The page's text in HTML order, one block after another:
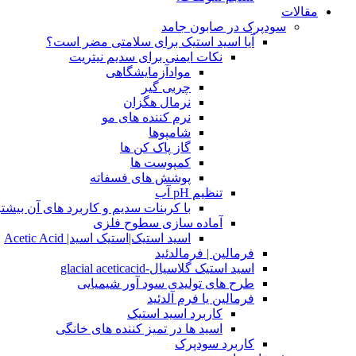
مقالات
سودپرک در صابون جامد
آیا اسید استیک برای سلامتی مضر است؟
نکات ایمنی برای سدیم نیتریت
موادآزمایشگاهی
چربی گیر
نرمال هگزان
نرم کننده های مو
شامپوها
گاز پاک کن ها
کمپوست ها
پوشش های فسفاته
تنظیم pH آب
با کربنات سدیم و کاربرد های آن
آماده سازی سطوح فلزی
اسید استیک|استیک اسید| Acetic Acid
فرمالین | فرمالدئید
اسید استیک گلاسیال-glacial aceticacid
طرح های تولیدی سود آور شیمیایی
فرمالین یا فرم آلدئید
کاربرد اسید استیک
اسید ها در تمیز کننده های خانگی
کاربرد سودپرک